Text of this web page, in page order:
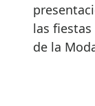
las
de la